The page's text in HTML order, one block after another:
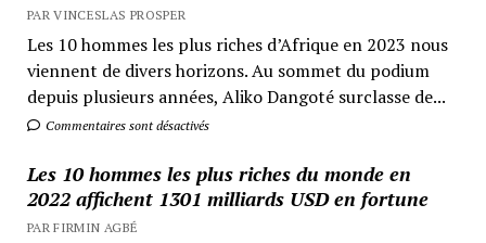
PAR VINCESLAS PROSPER
Les 10 hommes les plus riches d’Afrique en 2023 nous
viennent de divers horizons. Au sommet du podium
depuis plusieurs années, Aliko Dangoté surclasse de...
Commentaires sont désactivés
Les 10 hommes les plus riches du monde en
2022 affichent 1301 milliards USD en fortune
PAR FIRMIN AGBÉ